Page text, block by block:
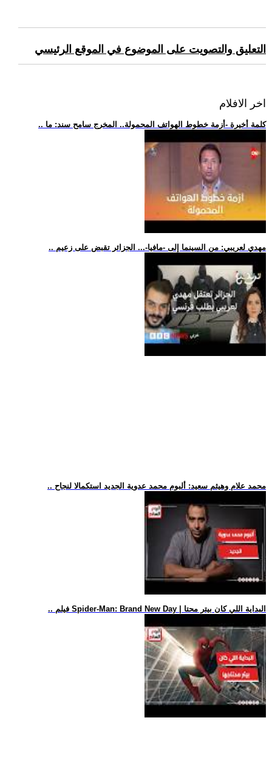
التعليق والتصويت على الموضوع في الموقع الرئيسي
اخر الافلام
.. كلمة أخيرة -أزمة خطوط الهواتف المحمولة.. المخرج سامح سند: ما
.. مهدي لعريبي: من السينما إلى -مافيا-... الجزائر تقبض على زعيم
.. محمد علام وهيثم سعيد: ألبوم محمد عدوية الجديد استكمالا لنجاح
.. فيلم Spider-Man: Brand New Day | البداية اللي كان بيتر محتا